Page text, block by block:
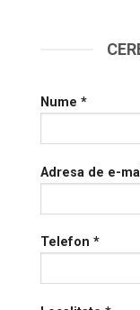
Nume *
Adresa de e-
Telefon *